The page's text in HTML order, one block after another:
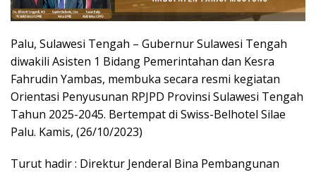
Palu, Sulawesi Tengah – Gubernur Sulawesi Tengah
diwakili Asisten 1 Bidang Pemerintahan dan Kesra
Fahrudin Yambas, membuka secara resmi kegiatan
Orientasi Penyusunan RPJPD Provinsi Sulawesi Tengah
Tahun 2025-2045. Bertempat di Swiss-Belhotel Silae
Palu. Kamis, (26/10/2023)
Turut hadir : Direktur Jenderal Bina Pembangunan